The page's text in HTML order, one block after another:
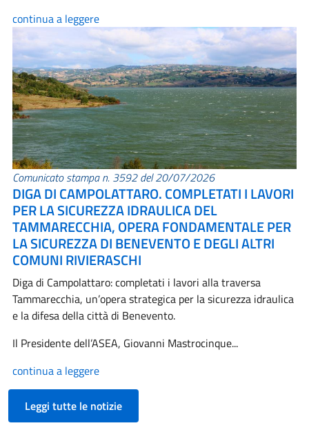
continua a leggere
Comunicato stampa n. 3592 del 20/07/2026
DIGA DI CAMPOLATTARO. COMPLETATI I LAVORI
PER LA SICUREZZA IDRAULICA DEL
TAMMARECCHIA, OPERA FONDAMENTALE PER
LA SICUREZZA DI BENEVENTO E DEGLI ALTRI
COMUNI RIVIERASCHI
Diga di Campolattaro: completati i lavori alla traversa
Tammarecchia, un’opera strategica per la sicurezza idraulica
e la difesa della città di Benevento.
Il Presidente dell’ASEA, Giovanni Mastrocinque...
continua a leggere
Leggi tutte le notizie